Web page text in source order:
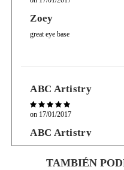
Zoey
great eye base
ABC Artistry
on 17/01/2017
ABC Artistry
Use this on all my clients,
shadows!!!! def recommend it.
TAMBIÉN